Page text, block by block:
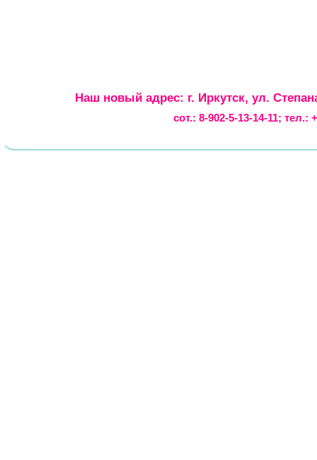
Наш новый адрес: г. Иркутск, ул.
сот.: 8-902-5-13-14-11; тел.: